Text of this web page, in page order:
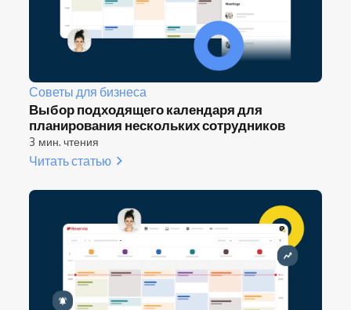
Советы для бизнеса
Выбор подходящего календаря для
планирования нескольких сотрудников
3 мин. чтения
Читать статью